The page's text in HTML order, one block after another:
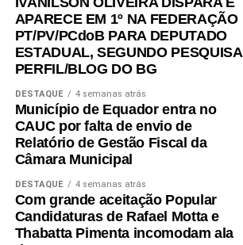
APARECE EM 1º NA FEDERAÇÃO
PT/PV/PCdoB PARA DEPUTADO
ESTADUAL, SEGUNDO PESQUISA
PERFIL/BLOG DO BG
DESTAQUE 4 semanas atrás
Município de Equador entra no
CAUC por falta de envio de
Relatório de Gestão Fiscal da
Câmara Municipal
DESTAQUE 4 semanas atrás
Com grande aceitação Popular
Candidaturas de Rafael Motta e
Thabatta Pimenta incomodam ala